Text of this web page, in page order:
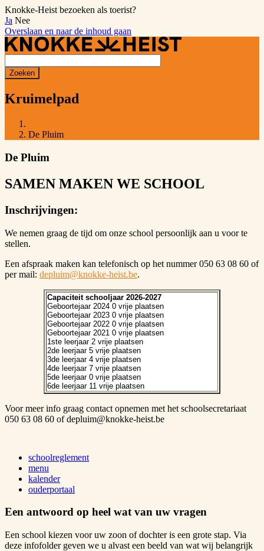
Knokke-Heist bezoeken als toerist?
Ja Nee
Overslaan en naar de inhoud gaan
Kruimelpad
De Pluim
De Pluim
SAMEN MAKEN WE SCHOOL
Inschrijvingen:
We nemen graag de tijd om onze school persoonlijk aan u voor te
stellen.
Een afspraak maken kan telefonisch op het nummer 050 63 08 60 of
per mail: depluim@knokke-heist.be.
Capaciteit schooljaar 2026-2027
Geboortejaar 2024 0 vrije plaatsen
Geboortejaar 2023 0 vrije plaatsen
Geboortejaar 2022 0 vrije plaatsen
Geboortejaar 2021 0 vrije plaatsen
1ste leerjaar 2 vrije plaatsen
2de leerjaar 5 vrije plaatsen
3de leerjaar 4 vrije plaatsen
4de leerjaar 7 vrije plaatsen
5de leerjaar 0 vrije plaatsen
6de leerjaar 11 vrije plaatsen
Voor meer info graag contact opnemen met het schoolsecretariaat
050 63 08 60 of depluim@knokke-heist.be
schoolreglement
menu
kalender
ouderportaal
Een antwoord op heel wat van uw vragen
Een school kiezen voor uw zoon of dochter is een grote stap. Via
deze infofolder geven we u alvast een beeld van wat wij belangrijk